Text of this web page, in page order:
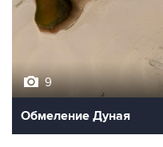
9
Обмеление Дуная